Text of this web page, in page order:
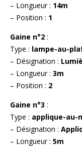
– Longueur : 14m
– Position : 1
Gaine n°2 :
Type : lampe-au-
– Désignation :
– Longueur : 3m
– Position : 2
Gaine n°3 :
Type : applique-au-
– Désignation :
– Longueur : 5m